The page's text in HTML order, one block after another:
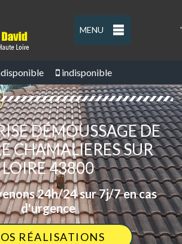
MENU '
indisponible
DÉMOUSSAGE DE
CHAMALIERES SUR
LOIRE 43800
24h/24 sur 7j/7 en cas
d'urgence
RÉALISATIONS